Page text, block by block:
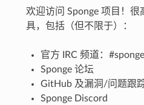
欢迎访问 Sponge 项目！
具，包括（但不限于）：
官方 IRC 频道：
Sponge 论坛
GitHub 及漏洞/问题跟
Sponge Discord